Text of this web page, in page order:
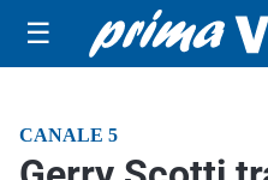
☰
CANALE 5